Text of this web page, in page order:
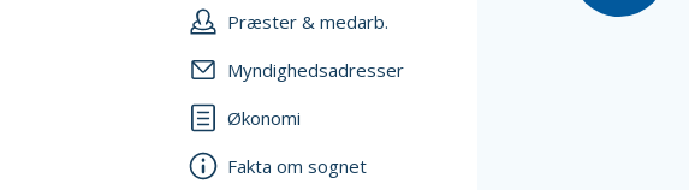
Præster & medarb.
Myndighedsadresser
Økonomi
Fakta om sognet